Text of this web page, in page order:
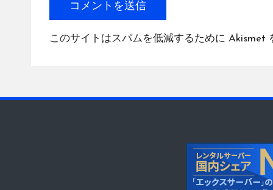
このサイトはスパムを低減するために Akismet